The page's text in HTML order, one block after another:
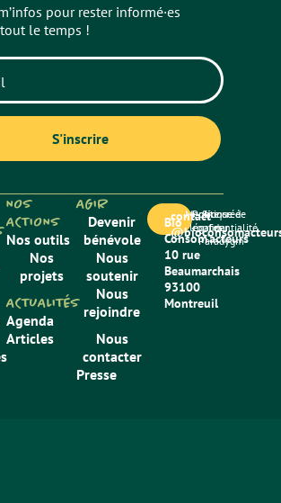
pour rester informé·es
le temps !
NOS
ACTIONS
Nos outils
Nos
projets
ACTUALITÉS
Agenda
Articles
AGIR
Devenir
bénévole
Nous
soutenir
Nous
rejoindre
Nous
contacter
Presse
Bio
Consom’acteurs
10 rue
Beaumarchais
93100
Montreuil
contact
Mentions
légales
Politique de
confidentialité
Site créé
par
Paradygm